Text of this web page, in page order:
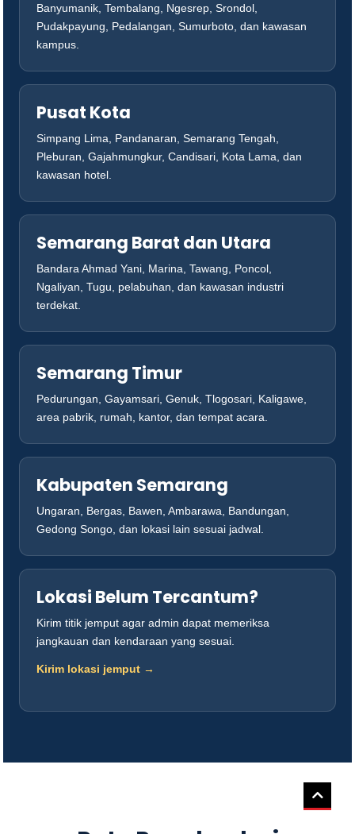
Banyumanik, Tembalang, Ngesrep, Srondol,
Pudakpayung, Pedalangan, Sumurboto, dan kawasan
kampus.
Pusat Kota
Simpang Lima, Pandanaran, Semarang Tengah,
Pleburan, Gajahmungkur, Candisari, Kota Lama, dan
kawasan hotel.
Semarang Barat dan Utara
Bandara Ahmad Yani, Marina, Tawang, Poncol,
Ngaliyan, Tugu, pelabuhan, dan kawasan industri
terdekat.
Semarang Timur
Pedurungan, Gayamsari, Genuk, Tlogosari, Kaligawe,
area pabrik, rumah, kantor, dan tempat acara.
Kabupaten Semarang
Ungaran, Bergas, Bawen, Ambarawa, Bandungan,
Gedong Songo, dan lokasi lain sesuai jadwal.
Lokasi Belum Tercantum?
Kirim titik jemput agar admin dapat memeriksa
jangkauan dan kendaraan yang sesuai.
Kirim lokasi jemput →